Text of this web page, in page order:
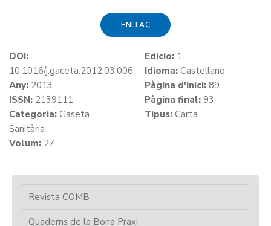
ENLLAÇ
DOI:
10.1016/j.gaceta.2012.03.006
Any: 2013
ISSN: 2139111
Categoria: Gaseta
Sanitària
Volum: 27
Edicio: 1
Idioma: Castellano
Pàgina d'inici: 89
Pàgina final: 93
Tipus: Carta
Revista COMB
Quaderns de la Bona Praxi